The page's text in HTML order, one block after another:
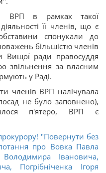
ВРП в рамках такої
її членів, що є
спонукали до
більшістю членів
Вищої ради правосуддя
звільнення за власним
у Раді.
членів ВРП налічувала
не було заповнено),
п'ятеро, ВРП є
"Повернути без
про Вовка Павла
Івановича,
Погрібніченка Ігоря